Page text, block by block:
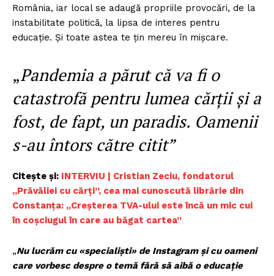
România, iar local se adaugă propriile provocări, de la
instabilitate politică, la lipsa de interes pentru
educaţie. Și toate astea te ţin mereu în mişcare.
„Pandemia a părut că va fi o
catastrofă pentru lumea cărții și a
fost, de fapt, un paradis. Oamenii
s-au întors către citit”
Citește și: INTERVIU | Cristian Zeciu, fondatorul
„Prăvăliei cu cărţi”, cea mai cunoscută librărie din
Constanţa: „Creșterea TVA-ului este încă un mic cui
în coșciugul în care au băgat cartea”
„Nu lucrăm cu «specialiști» de Instagram și cu oameni
care vorbesc despre o temă fără să aibă o educație